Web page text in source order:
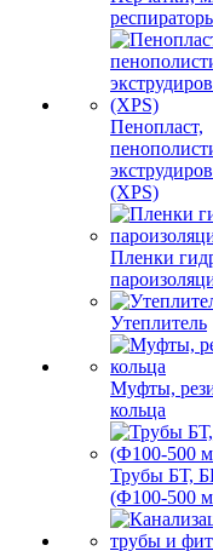
Пенопласт,
(XPS)
Пленки
Утеплитель
Муфты,
кольца
Трубы БТ,
(Ф100-500